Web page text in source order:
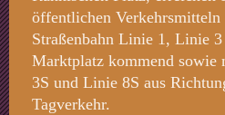
öffentlichen
Straßenbahn Linie 1, Linie
Marktplatz kommend
3S und Linie 8S aus
Tagverkehr.